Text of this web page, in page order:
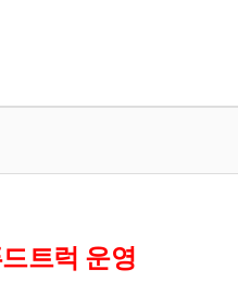
트럭 운영